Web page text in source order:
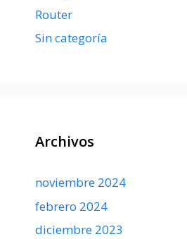
Router
Sin categoría
Archivos
noviembre 2024
febrero 2024
diciembre 2023